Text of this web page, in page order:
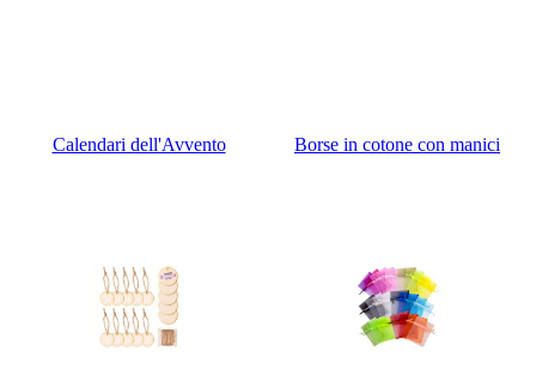
Calendari dell'Avvento Borse in cotone con manici